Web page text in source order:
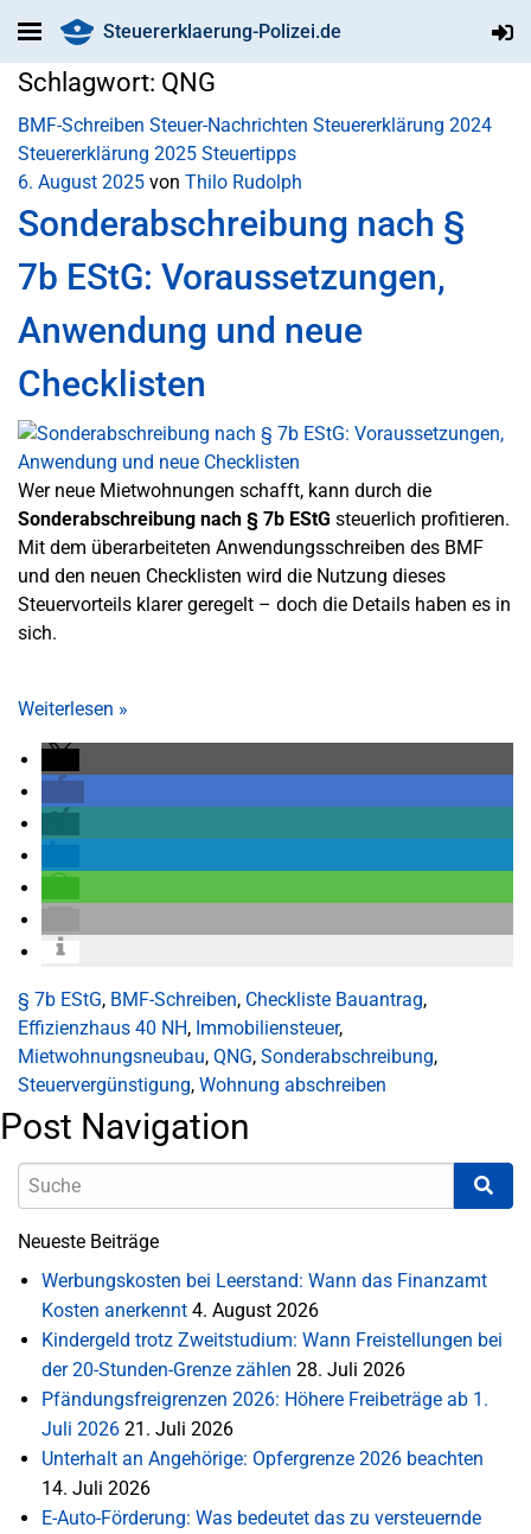
Steuererklaerung-Polizei.de
Schlagwort: QNG
BMF-Schreiben Steuer-Nachrichten Steuererklärung 2024
Steuererklärung 2025 Steuertipps
6. August 2025 von Thilo Rudolph
Sonderabschreibung nach §
7b EStG: Voraussetzungen,
Anwendung und neue
Checklisten
Wer neue Mietwohnungen schafft, kann durch die
Sonderabschreibung nach § 7b EStG steuerlich profitieren.
Mit dem überarbeiteten Anwendungsschreiben des BMF
und den neuen Checklisten wird die Nutzung dieses
Steuervorteils klarer geregelt – doch die Details haben es in
sich.
Weiterlesen »
§ 7b EStG, BMF-Schreiben, Checkliste Bauantrag,
Effizienzhaus 40 NH, Immobiliensteuer,
Mietwohnungsneubau, QNG, Sonderabschreibung,
Steuervergünstigung, Wohnung abschreiben
Post Navigation
Neueste Beiträge
Werbungskosten bei Leerstand: Wann das Finanzamt
Kosten anerkennt 4. August 2026
Kindergeld trotz Zweitstudium: Wann Freistellungen bei
der 20-Stunden-Grenze zählen 28. Juli 2026
Pfändungsfreigrenzen 2026: Höhere Freibeträge ab 1.
Juli 2026 21. Juli 2026
Unterhalt an Angehörige: Opfergrenze 2026 beachten
14. Juli 2026
E-Auto-Förderung: Was bedeutet das zu versteuernde